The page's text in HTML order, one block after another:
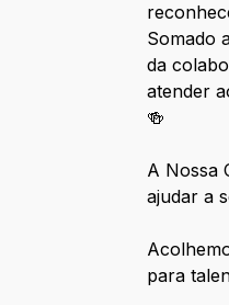
Somado
da
atender
🍻
A Nossa
ajudar a
para